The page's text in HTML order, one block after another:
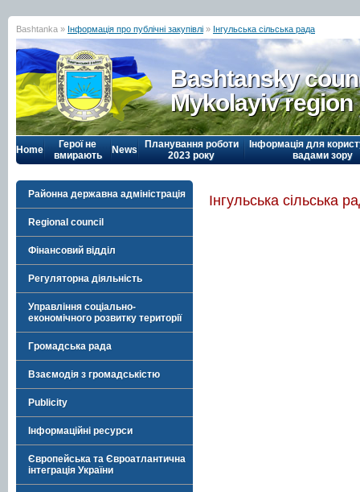
Bashtanka » Інформація про публічні закупівлі » Інгульська сільська рада
Bashtansky
Mykolayiv region
Home
Герої не
вмирають
News
Планування роботи
2023 року
Інформація для
вадами зору
Районна державна адміністрація
Regional council
Фінансовий відділ
Регуляторна діяльність
Управління соціально-
економічного розвитку території
Громадська рада
Взаємодія з громадськістю
Publicity
Інформаційні ресурси
Європейська та Євроатлантична
інтеграція України
Інгульська сільська